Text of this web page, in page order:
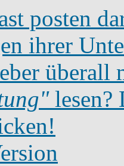
posten
ihrer
überall
lesen?